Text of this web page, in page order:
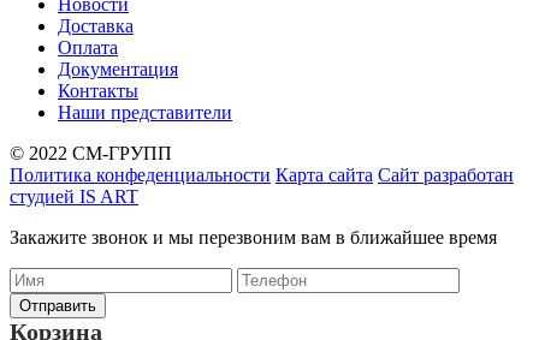
Доставка
Оплата
Документация
Контакты
Наши представители
© 2022 СМ-ГРУПП
Политика конфеденциальности Карта сайта Сайт разработан
студией IS ART
Закажите звонок и мы перезвоним вам в ближайшее время
Корзина